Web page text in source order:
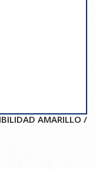
AMARILLO /